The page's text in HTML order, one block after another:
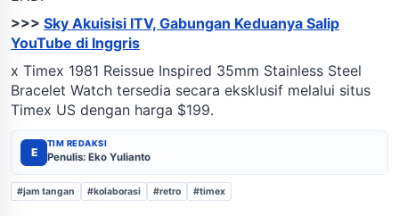
>>> Sky Akuisisi ITV, Gabungan Keduanya Salip
YouTube di Inggris
x Timex 1981 Reissue Inspired 35mm Stainless Steel
Bracelet Watch tersedia secara eksklusif melalui situs
Timex US dengan harga $199.
E
TIM REDAKSI
Penulis: Eko Yulianto
#jam tangan #kolaborasi #retro #timex